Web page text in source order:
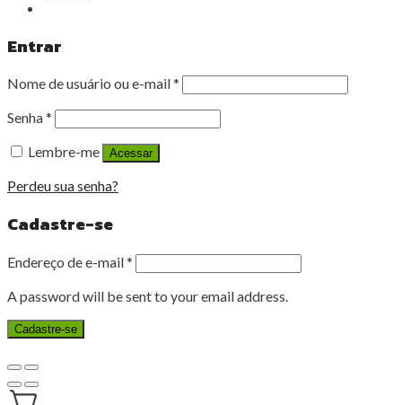
Entrar
Nome de usuário ou e-mail*
Senha*
Lembre-me
Acessar
Perdeu sua senha?
Cadastre-se
Endereço de e-mail*
A password will be sent to your email address.
Cadastre-se